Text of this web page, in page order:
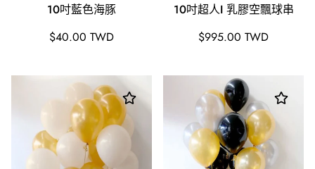
10吋藍色海豚
原
$40.00 TWD
10吋超人I 乳膠空飄球串
原
$995.00 TWD